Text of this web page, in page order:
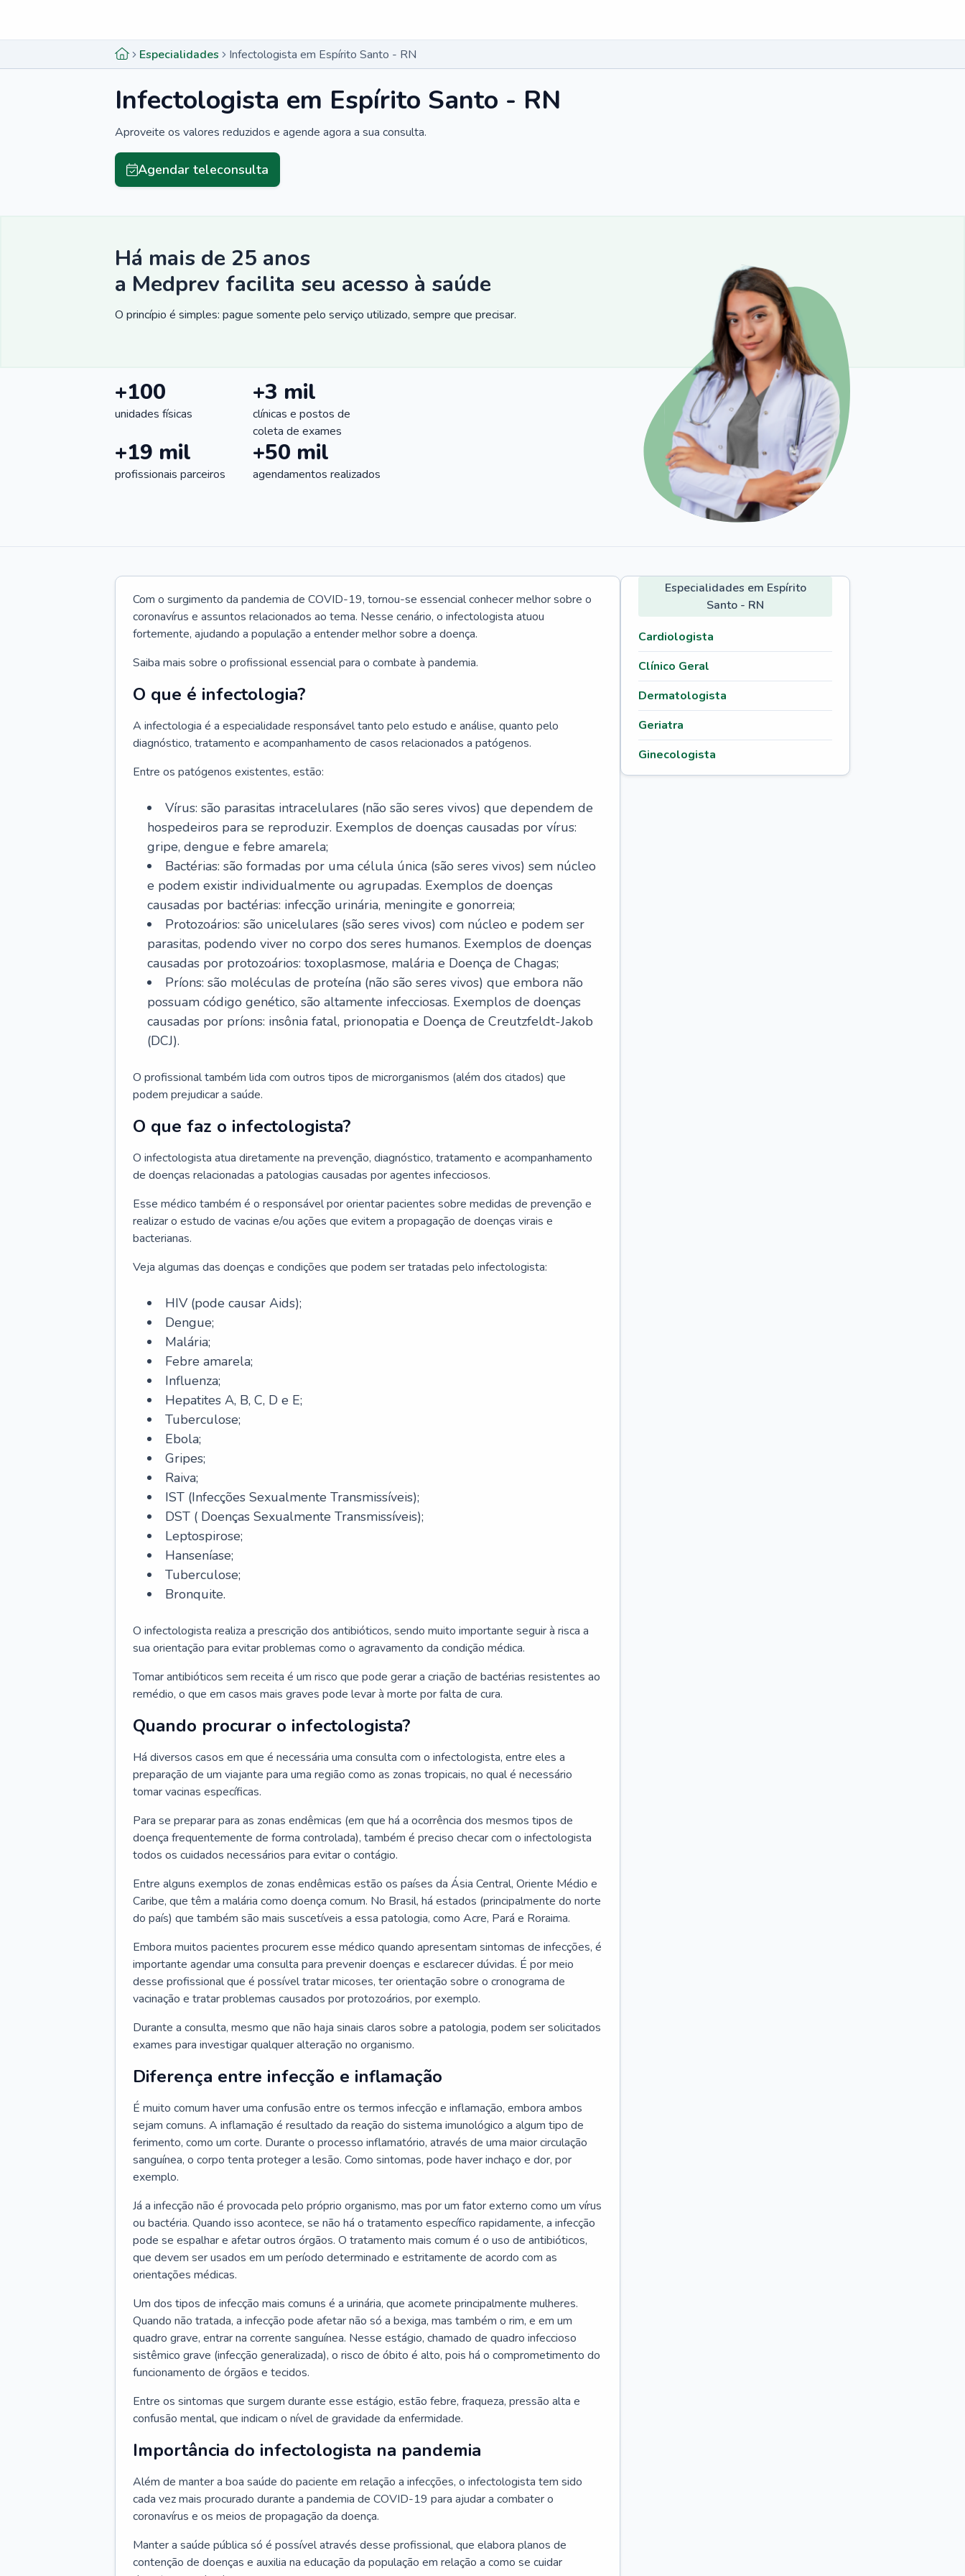
Especialidades Infectologista em Espírito Santo - RN
Infectologista em Espírito Santo - RN
Aproveite os valores reduzidos e agende agora a sua consulta.
Agendar teleconsulta
Há mais de 25 anos
a Medprev facilita seu acesso à saúde
O princípio é simples: pague somente pelo serviço utilizado, sempre que precisar.
+100
unidades físicas
+3 mil
clínicas e postos de
coleta de exames
+19 mil
profissionais parceiros
+50 mil
agendamentos realizados
Com o surgimento da pandemia de COVID-19, tornou-se essencial conhecer melhor sobre o
coronavírus e assuntos relacionados ao tema. Nesse cenário, o infectologista atuou
fortemente, ajudando a população a entender melhor sobre a doença.
Saiba mais sobre o profissional essencial para o combate à pandemia.
O que é infectologia?
A infectologia é a especialidade responsável tanto pelo estudo e análise, quanto pelo
diagnóstico, tratamento e acompanhamento de casos relacionados a patógenos.
Entre os patógenos existentes, estão:
Vírus: são parasitas intracelulares (não são seres vivos) que dependem de
hospedeiros para se reproduzir. Exemplos de doenças causadas por vírus:
gripe, dengue e febre amarela;
Bactérias: são formadas por uma célula única (são seres vivos) sem núcleo
e podem existir individualmente ou agrupadas. Exemplos de doenças
causadas por bactérias: infecção urinária, meningite e gonorreia;
Protozoários: são unicelulares (são seres vivos) com núcleo e podem ser
parasitas, podendo viver no corpo dos seres humanos. Exemplos de doenças
causadas por protozoários: toxoplasmose, malária e Doença de Chagas;
Príons: são moléculas de proteína (não são seres vivos) que embora não
possuam código genético, são altamente infecciosas. Exemplos de doenças
causadas por príons: insônia fatal, prionopatia e Doença de Creutzfeldt-Jakob
(DCJ).
O profissional também lida com outros tipos de microrganismos (além dos citados) que
podem prejudicar a saúde.
O que faz o infectologista?
O infectologista atua diretamente na prevenção, diagnóstico, tratamento e acompanhamento
de doenças relacionadas a patologias causadas por agentes infecciosos.
Esse médico também é o responsável por orientar pacientes sobre medidas de prevenção e
realizar o estudo de vacinas e/ou ações que evitem a propagação de doenças virais e
bacterianas.
Veja algumas das doenças e condições que podem ser tratadas pelo infectologista:
HIV (pode causar Aids);
Dengue;
Malária;
Febre amarela;
Influenza;
Hepatites A, B, C, D e E;
Tuberculose;
Ebola;
Gripes;
Raiva;
IST (Infecções Sexualmente Transmissíveis);
DST ( Doenças Sexualmente Transmissíveis);
Leptospirose;
Hanseníase;
Tuberculose;
Bronquite.
O infectologista realiza a prescrição dos antibióticos, sendo muito importante seguir à risca a
sua orientação para evitar problemas como o agravamento da condição médica.
Tomar antibióticos sem receita é um risco que pode gerar a criação de bactérias resistentes ao
remédio, o que em casos mais graves pode levar à morte por falta de cura.
Quando procurar o infectologista?
Há diversos casos em que é necessária uma consulta com o infectologista, entre eles a
preparação de um viajante para uma região como as zonas tropicais, no qual é necessário
tomar vacinas específicas.
Para se preparar para as zonas endêmicas (em que há a ocorrência dos mesmos tipos de
doença frequentemente de forma controlada), também é preciso checar com o infectologista
todos os cuidados necessários para evitar o contágio.
Entre alguns exemplos de zonas endêmicas estão os países da Ásia Central, Oriente Médio e
Caribe, que têm a malária como doença comum. No Brasil, há estados (principalmente do norte
do país) que também são mais suscetíveis a essa patologia, como Acre, Pará e Roraima.
Embora muitos pacientes procurem esse médico quando apresentam sintomas de infecções, é
importante agendar uma consulta para prevenir doenças e esclarecer dúvidas. É por meio
desse profissional que é possível tratar micoses, ter orientação sobre o cronograma de
vacinação e tratar problemas causados por protozoários, por exemplo.
Durante a consulta, mesmo que não haja sinais claros sobre a patologia, podem ser solicitados
exames para investigar qualquer alteração no organismo.
Diferença entre infecção e inflamação
É muito comum haver uma confusão entre os termos infecção e inflamação, embora ambos
sejam comuns. A inflamação é resultado da reação do sistema imunológico a algum tipo de
ferimento, como um corte. Durante o processo inflamatório, através de uma maior circulação
sanguínea, o corpo tenta proteger a lesão. Como sintomas, pode haver inchaço e dor, por
exemplo.
Já a infecção não é provocada pelo próprio organismo, mas por um fator externo como um vírus
ou bactéria. Quando isso acontece, se não há o tratamento específico rapidamente, a infecção
pode se espalhar e afetar outros órgãos. O tratamento mais comum é o uso de antibióticos,
que devem ser usados em um período determinado e estritamente de acordo com as
orientações médicas.
Um dos tipos de infecção mais comuns é a urinária, que acomete principalmente mulheres.
Quando não tratada, a infecção pode afetar não só a bexiga, mas também o rim, e em um
quadro grave, entrar na corrente sanguínea. Nesse estágio, chamado de quadro infeccioso
sistêmico grave (infecção generalizada), o risco de óbito é alto, pois há o comprometimento do
funcionamento de órgãos e tecidos.
Entre os sintomas que surgem durante esse estágio, estão febre, fraqueza, pressão alta e
confusão mental, que indicam o nível de gravidade da enfermidade.
Importância do infectologista na pandemia
Além de manter a boa saúde do paciente em relação a infecções, o infectologista tem sido
cada vez mais procurado durante a pandemia de COVID-19 para ajudar a combater o
coronavírus e os meios de propagação da doença.
Manter a saúde pública só é possível através desse profissional, que elabora planos de
contenção de doenças e auxilia na educação da população em relação a como se cuidar
Especialidades em Espírito
Santo - RN
Cardiologista
Clínico Geral
Dermatologista
Geriatra
Ginecologista